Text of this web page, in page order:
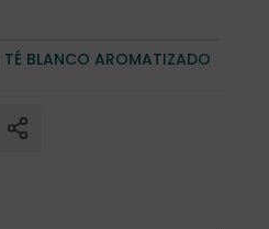
TÉ BLANCO AROMATIZADO